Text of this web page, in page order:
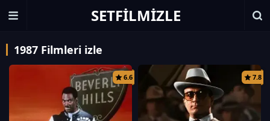
SETFILMIZLE
1987 Filmleri izle
6.6 7.8